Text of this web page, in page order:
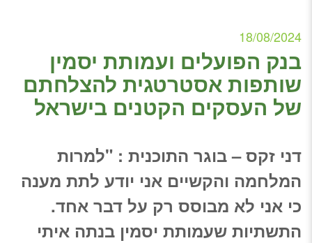
18/08/2024
בנק הפועלים ועמותת יסמין
שותפות אסטרטגית להצלחתם
של העסקים הקטנים בישראל
דני זקס – בוגר התוכנית : "למרות
המלחמה והקשיים אני יודע לתת מענה
כי אני לא מבוסס רק על דבר אחד.
התשתיות שעמותת יסמין בנתה איתי